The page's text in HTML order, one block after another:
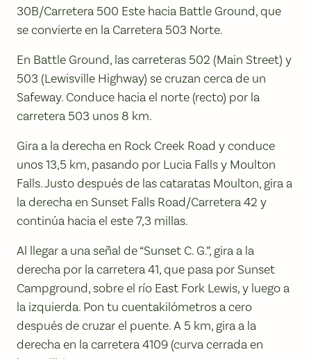
30B/Carretera 500 Este hacia Battle Ground, que
se convierte en la Carretera 503 Norte.
En Battle Ground, las carreteras 502 (Main Street) y
503 (Lewisville Highway) se cruzan cerca de un
Safeway. Conduce hacia el norte (recto) por la
carretera 503 unos 8 km.
Gira a la derecha en Rock Creek Road y conduce
unos 13,5 km, pasando por Lucia Falls y Moulton
Falls. Justo después de las cataratas Moulton, gira a
la derecha en Sunset Falls Road/Carretera 42 y
continúa hacia el este 7,3 millas.
Al llegar a una señal de “Sunset C. G.”, gira a la
derecha por la carretera 41, que pasa por Sunset
Campground, sobre el río East Fork Lewis, y luego a
la izquierda. Pon tu cuentakilómetros a cero
después de cruzar el puente. A 5 km, gira a la
derecha en la carretera 4109 (curva cerrada en